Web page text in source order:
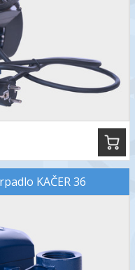
KAČER 36